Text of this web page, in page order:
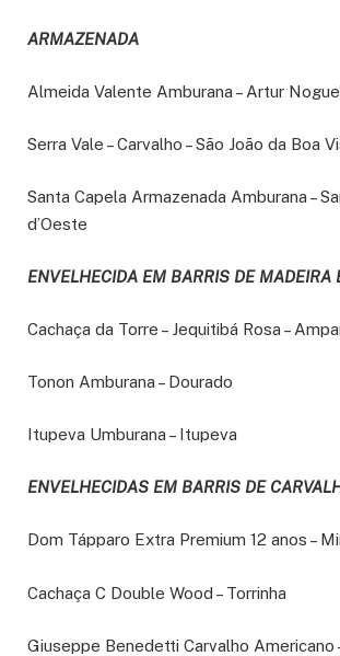
ARMAZENADA
Almeida Valente Amburana – Artur
Serra Vale – Carvalho – São João da Boa
Santa Capela Armazenada Amburana –
d’Oeste
ENVELHECIDA EM BARRIS DE MADEIRA
Cachaça da Torre – Jequitibá Rosa –
Tonon Amburana – Dourado
Itupeva Umburana – Itupeva
ENVELHECIDAS EM BARRIS DE
Dom Tápparo Extra Premium 12 anos –
Cachaça C Double Wood – Torrinha
Giuseppe Benedetti Carvalho Americano